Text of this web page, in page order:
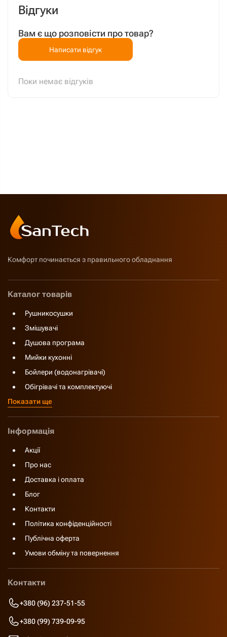
Відгуки
Вам є що розповісти про товар?
Написати відгук
Поки немає відгуків
Комфорт починається з правильного обладнання
Каталог товарів
Рушникосушки
Змішувачі
Душова програма
Мийки кухонні
Бойлери (водонагрівачі)
Обігрівачі та комплектуючі
Показати ще
Інформація
Акції
Про нас
Доставка і оплата
Блог
Контакти
Політика конфіденційності
Публічна оферта
Умови обміну та повернення
Контакти
+380 (96) 237-51-55
+380 (99) 739-09-95